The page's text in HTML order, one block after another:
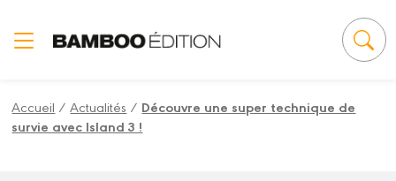
Accueil /Actualités / Découvre une super technique de
survie avec Island 3 !